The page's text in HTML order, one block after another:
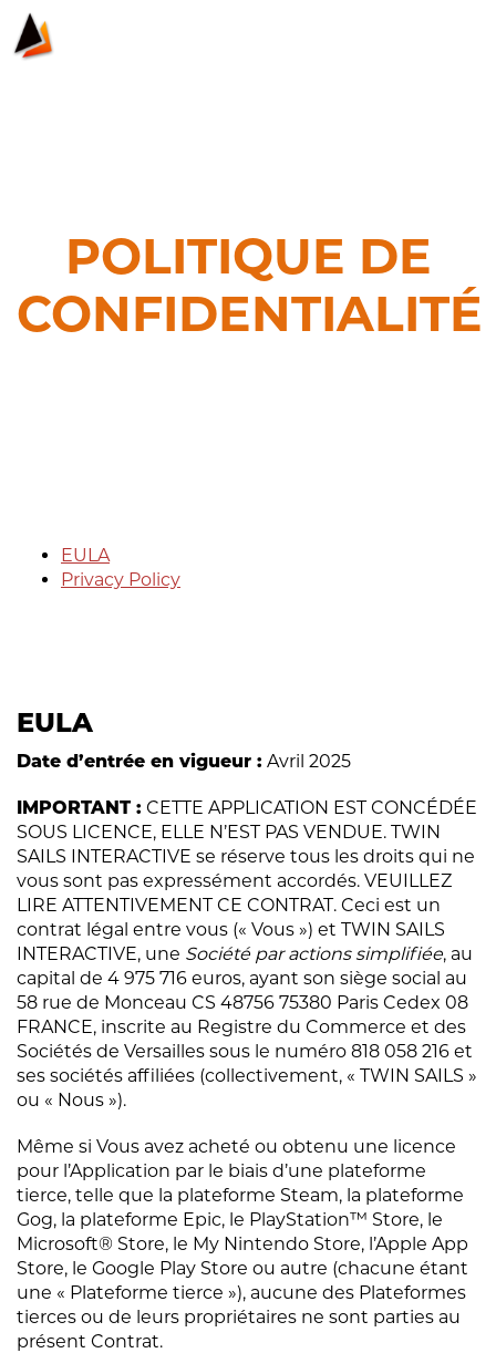
POLITIQUE DE
CONFIDENTIALITÉ
EULA
Privacy Policy
EULA
Date d’entrée en vigueur : Avril 2025
IMPORTANT : CETTE APPLICATION EST CONCÉDÉE
SOUS LICENCE, ELLE N’EST PAS VENDUE. TWIN
SAILS INTERACTIVE se réserve tous les droits qui ne
vous sont pas expressément accordés. VEUILLEZ
LIRE ATTENTIVEMENT CE CONTRAT. Ceci est un
contrat légal entre vous (« Vous ») et TWIN SAILS
INTERACTIVE, une Société par actions simplifiée, au
capital de 4 975 716 euros, ayant son siège social au
58 rue de Monceau CS 48756 75380 Paris Cedex 08
FRANCE, inscrite au Registre du Commerce et des
Sociétés de Versailles sous le numéro 818 058 216 et
ses sociétés affiliées (collectivement, « TWIN SAILS »
ou « Nous »).
Même si Vous avez acheté ou obtenu une licence
pour l’Application par le biais d’une plateforme
tierce, telle que la plateforme Steam, la plateforme
Gog, la plateforme Epic, le PlayStation™ Store, le
Microsoft® Store, le My Nintendo Store, l’Apple App
Store, le Google Play Store ou autre (chacune étant
une « Plateforme tierce »), aucune des Plateformes
tierces ou de leurs propriétaires ne sont parties au
présent Contrat.